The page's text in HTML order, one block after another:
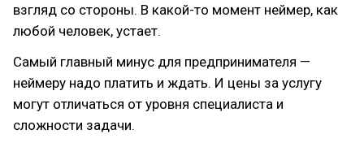
взгляд со стороны. В какой-то момент неймер, как
любой человек, устает.
Самый главный минус для предпринимателя —
неймеру надо платить и ждать. И цены за услугу
могут отличаться от уровня специалиста и
сложности задачи.